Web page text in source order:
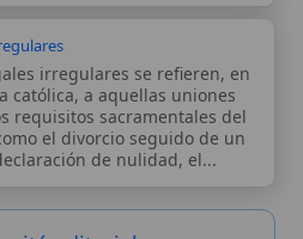
por el Comité
Las afirmaciones
basadas y contrastadas
catolicas: escritos
artículos
históricos, actas